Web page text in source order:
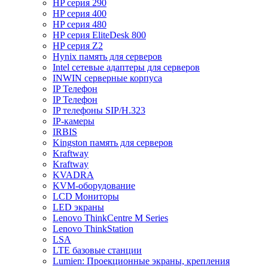
HP серия 290
HP серия 400
HP серия 480
HP серия EliteDesk 800
HP серия Z2
Hynix память для серверов
Intel сетевые адаптеры для серверов
INWIN серверные корпуса
IP Телефон
IP Телефон
IP телефоны SIP/H.323
IP-камеры
IRBIS
Kingston память для серверов
Kraftway
Kraftway
KVADRA
KVM-оборудование
LCD Мониторы
LED экраны
Lenovo ThinkCentre M Series
Lenovo ThinkStation
LSA
LTE базовые станции
Lumien: Проекционные экраны, крепления